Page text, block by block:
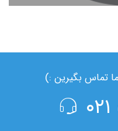
مطلب
ما تماس بگیرین :)